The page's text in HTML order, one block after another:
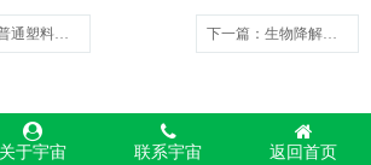
薄膜和全生物降解膜各自有哪些优势？ 下一篇 ：生物降解胶袋是食品用的吗？
关于宇宙 联系宇宙 返回首页